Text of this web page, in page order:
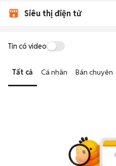
Siêu thị điện tử
Tin có video
Tất cả Cá nhân Bán chuyên